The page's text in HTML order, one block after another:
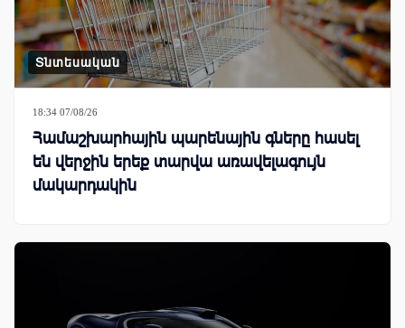
Տնտեսական
18:34 07/08/26
Համաշխարհային պարենային գները հասել
են վերջին երեք տարվա առավելագույն
մակարդակին